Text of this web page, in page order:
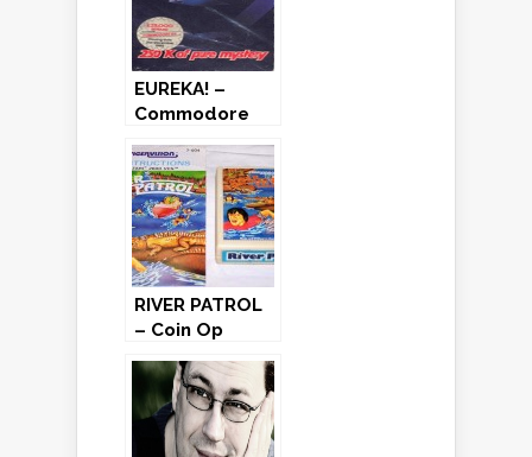
EUREKA! –
Commodore
Spectrum
(1984)
RIVER PATROL
– Coin Op